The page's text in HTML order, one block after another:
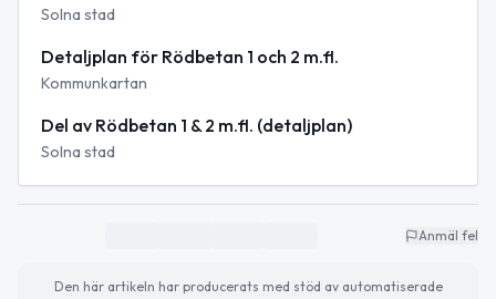
Solna stad
Detaljplan för Rödbetan 1 och 2 m.fl.
Kommunkartan
Del av Rödbetan 1 & 2 m.fl. (detaljplan)
Solna stad
Anmäl fel
Den här artikeln har producerats med stöd av automatiserade